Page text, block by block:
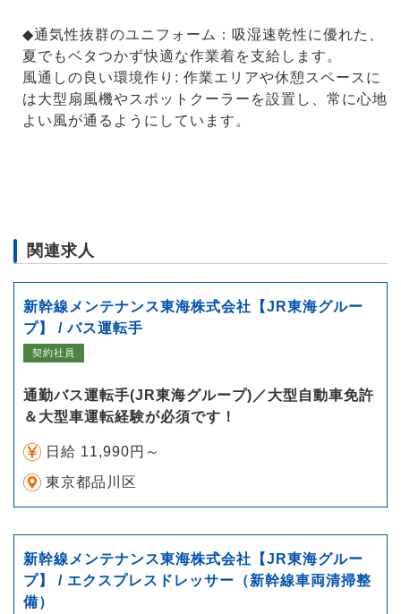
◆通気性抜群のユニフォーム：吸湿速乾性に優れた、
夏でもベタつかず快適な作業着を支給します。
風通しの良い環境作り: 作業エリアや休憩スペースに
は大型扇風機やスポットクーラーを設置し、常に心地
よい風が通るようにしています。
関連求人
新幹線メンテナンス東海株式会社【JR東海グルー
プ】 / バス運転手
契約社員
通勤バス運転手(JR東海グループ)／大型自動車免許
＆大型車運転経験が必須です！
日給 11,990円～
東京都品川区
新幹線メンテナンス東海株式会社【JR東海グルー
プ】 / エクスプレスドレッサー（新幹線車両清掃整
備）